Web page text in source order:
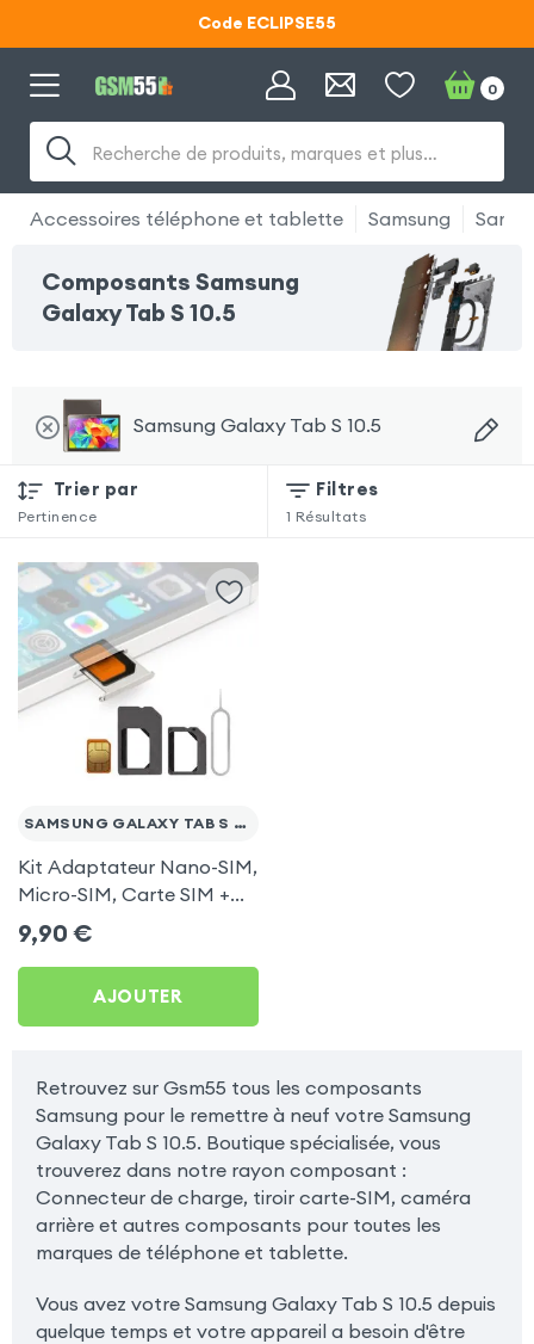
Code ECLIPSE55
Lunettes d'éclipse OFFERTES
Recherche de produits, marques et plus…
0
Accessoires téléphone et tablette Samsung
Composants Samsung
Galaxy Tab S 10.5
Samsung Galaxy Tab S 10.5
Trier par
Pertinence
Filtres
1 Résultats
SAMSUNG GALAXY TAB S 10.5
Kit Adaptateur Nano-SIM,
Micro-SIM, Carte SIM +
Pic Extracteur pour
Samsung Galaxy Tab S
10.5
9,90 €
AJOUTER
Retrouvez sur Gsm55 tous les composants
Samsung pour le remettre à neuf votre Samsung
Galaxy Tab S 10.5. Boutique spécialisée, vous
trouverez dans notre rayon composant :
Connecteur de charge, tiroir carte-SIM, caméra
arrière et autres composants pour toutes les
marques de téléphone et tablette.
Vous avez votre Samsung Galaxy Tab S 10.5 depuis
quelque temps et votre appareil a besoin d'être